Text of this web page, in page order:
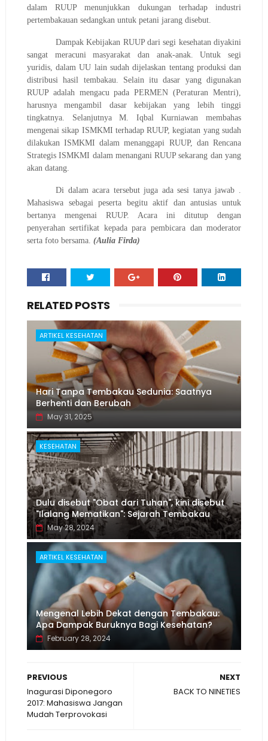
dalam RUUP menunjukkan dukungan terhadap industri
pertembakauan sedangkan untuk petani jarang disebut.
Dampak Kebijakan RUUP dari segi kesehatan diyakini
sangat meracuni masyarakat dan anak-anak. Untuk segi
yuridis, dalam UU lain sudah dijelaskan tentang produksi dan
distribusi hasil tembakau. Selain itu dasar yang digunakan
RUUP adalah mengacu pada PERMEN (Peraturan Mentri),
harusnya mengambil dasar kebijakan yang lebih tinggi
tingkatnya. Selanjutnya M. Iqbal Kurniawan membahas
mengenai sikap ISMKMI terhadap RUUP, kegiatan yang sudah
dilakukan ISMKMI dalam menanggapi RUUP, dan Rencana
Strategis ISMKMI dalam menangani RUUP sekarang dan yang
akan datang.
Di dalam acara tersebut juga ada sesi tanya jawab .
Mahasiswa sebagai peserta begitu aktif dan antusias untuk
bertanya mengenai RUUP. Acara ini ditutup dengan
penyerahan sertifikat kepada para pembicara dan moderator
serta foto bersama. (Aulia Firda)
RELATED POSTS
ARTIKEL KESEHATAN
Hari Tanpa Tembakau Sedunia: Saatnya
Berhenti dan Berubah
May 31, 2025
KESEHATAN
Dulu disebut "Obat dari Tuhan", kini disebut
"Ilalang Mematikan": Sejarah Tembakau
May 28, 2024
ARTIKEL KESEHATAN
Mengenal Lebih Dekat dengan Tembakau:
Apa Dampak Buruknya Bagi Kesehatan?
February 28, 2024
NEXT
BACK TO NINETIES
PREVIOUS
Inagurasi Diponegoro
2017: Mahasiswa Jangan
Mudah Terprovokasi